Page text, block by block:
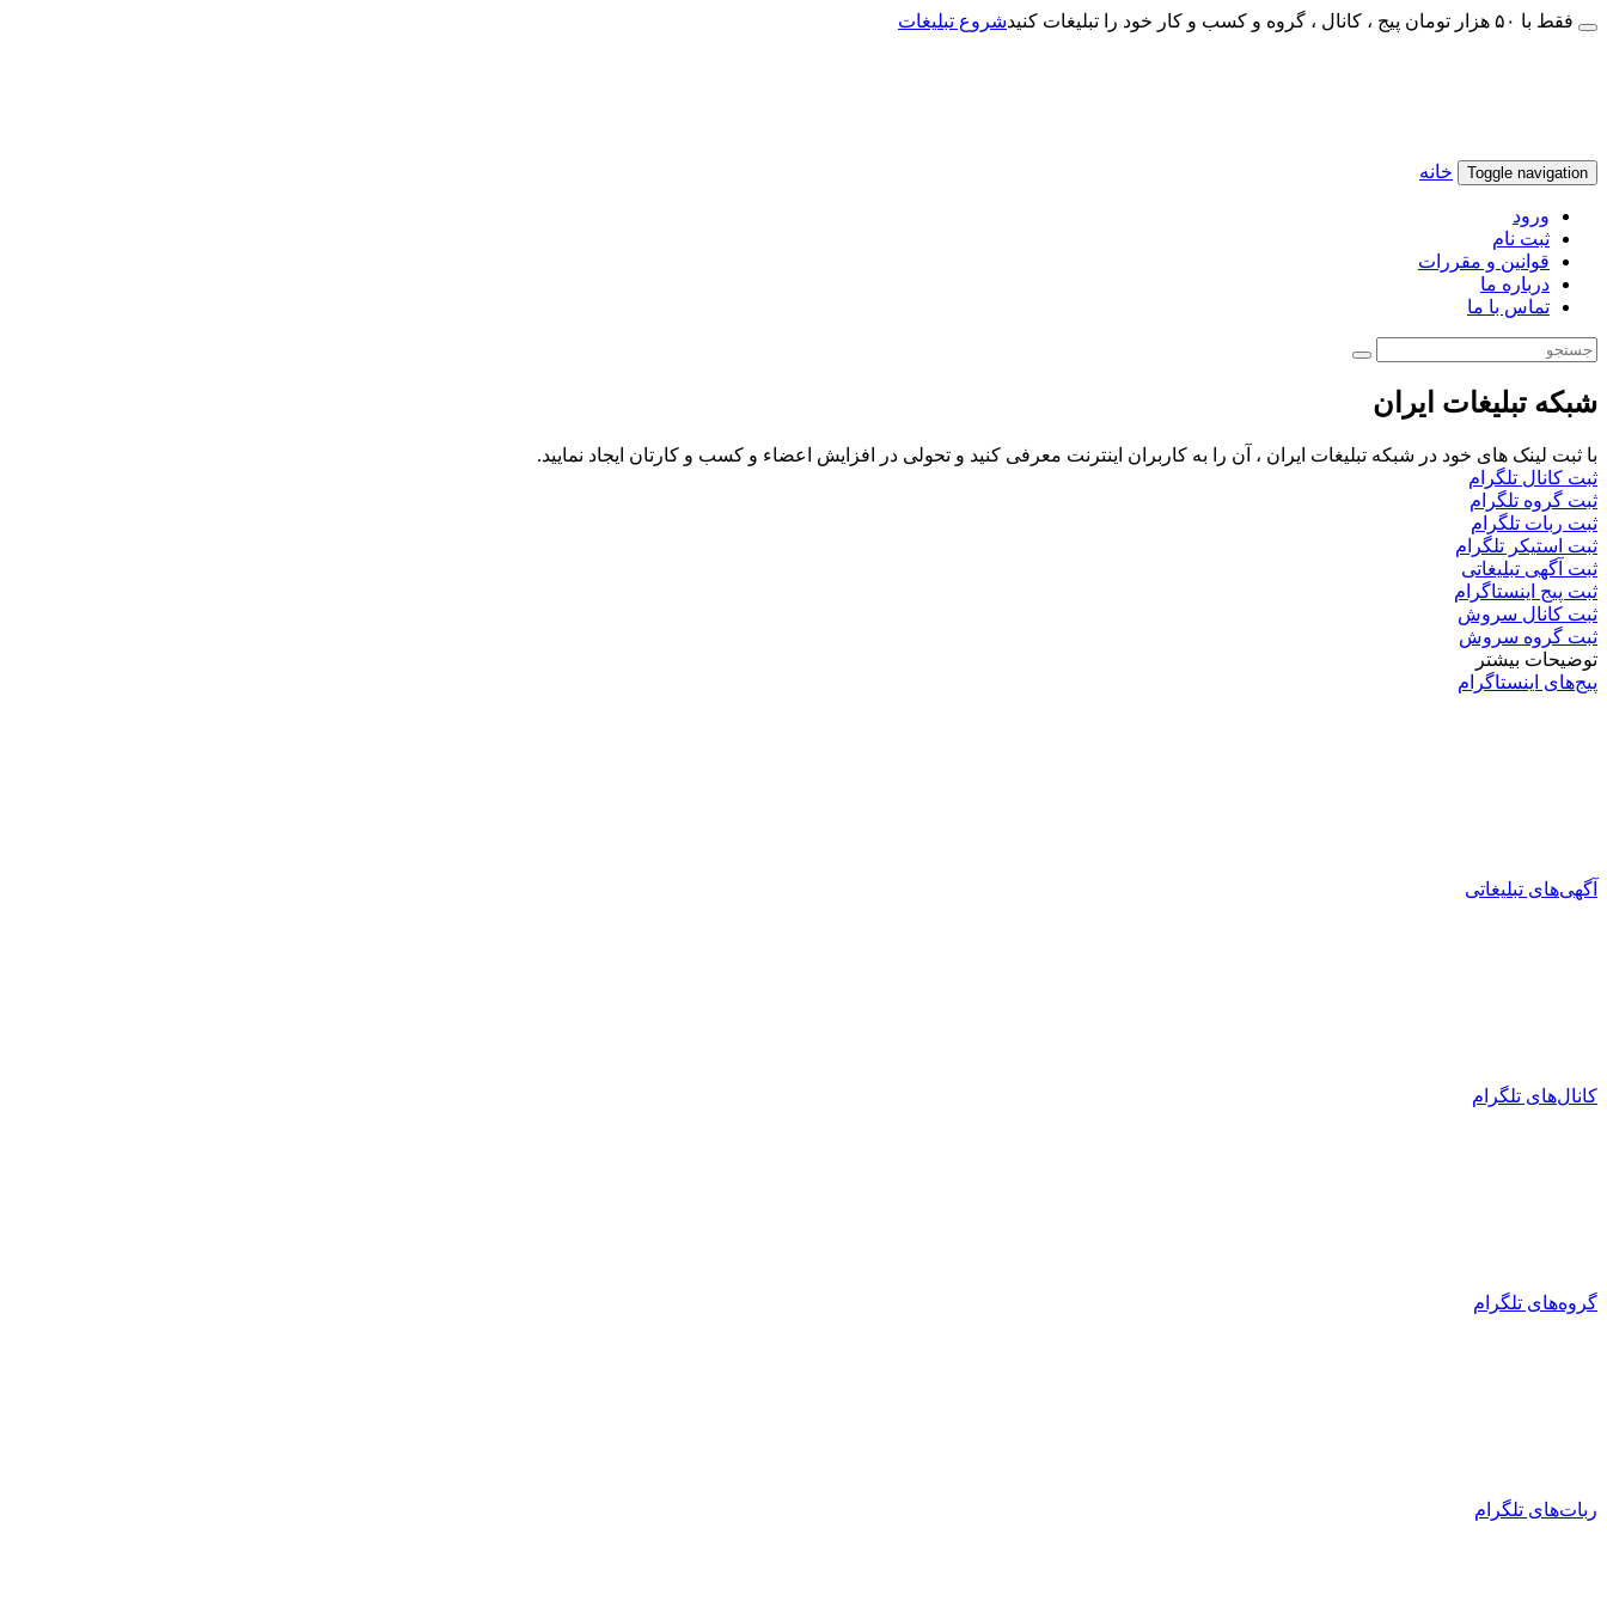
فقط با ۵۰ هزار تومان پیج ، کانال ، گروه و کسب و کار خود را تبلیغات کنید شروع تبلیغات
Toggle navigation خانه
ورود
ثبت نام
قوانین و مقررات
درباره ما
تماس با ما
شبکه تبلیغات ایران
با ثبت لینک های خود در شبکه تبلیغات ایران ، آن را به کاربران اینترنت معرفی کنید و تحولی در افزایش اعضاء و کسب و کارتان ایجاد نمایید.
ثبت کانال تلگرام
ثبت گروه تلگرام
ثبت ربات تلگرام
ثبت استیکر تلگرام
ثبت آگهی تبلیغاتی
ثبت پیج اینستاگرام
ثبت کانال سروش
ثبت گروه سروش
توضیحات بیشتر
پیج‌های اینستاگرام
آگهی‌های تبلیغاتی
کانال‌های تلگرام
گروه‌های تلگرام
ربات‌های تلگرام